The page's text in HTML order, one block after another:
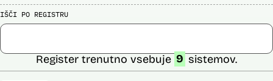
IŠČI PO REGISTRU
Register trenutno vsebuje 9 sistemov.